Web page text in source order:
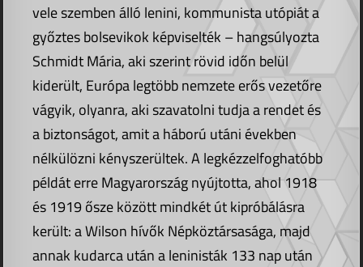
vele szemben álló lenini, kommunista utópiát a
győztes bolsevikok képviselték – hangsúlyozta
Schmidt Mária, aki szerint rövid időn belül
kiderült, Európa legtöbb nemzete erős vezetőre
vágyik, olyanra, aki szavatolni tudja a rendet és
a biztonságot, amit a háború utáni években
nélkülözni kényszerültek. A legkézzelfoghatóbb
példát erre Magyarország nyújtotta, ahol 1918
és 1919 ősze között mindkét út kipróbálásra
került: a Wilson hívők Népköztársasága, majd
annak kudarca után a leninisták 133 nap után